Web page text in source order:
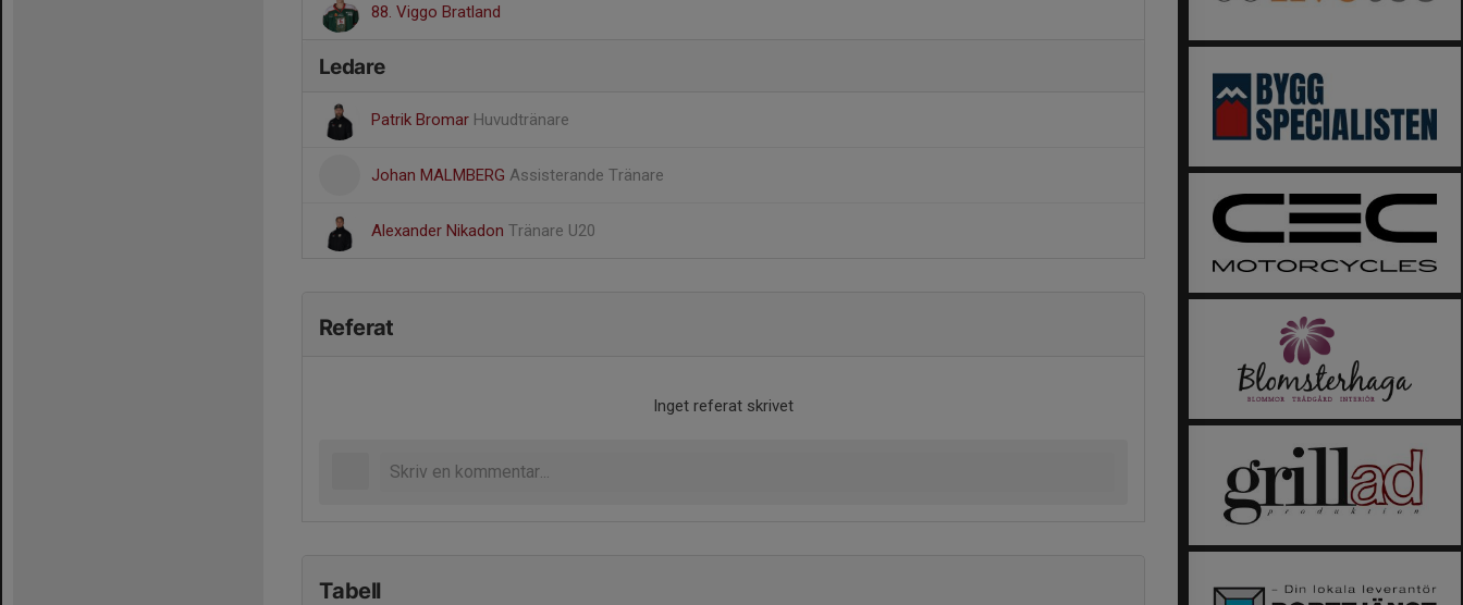
88. Viggo Bratland
Ledare
Patrik Bromar Huvudtränare
Johan MALMBERG Assisterande Tränare
Alexander Nikadon Tränare U20
Referat
Inget referat skrivet
Tabell